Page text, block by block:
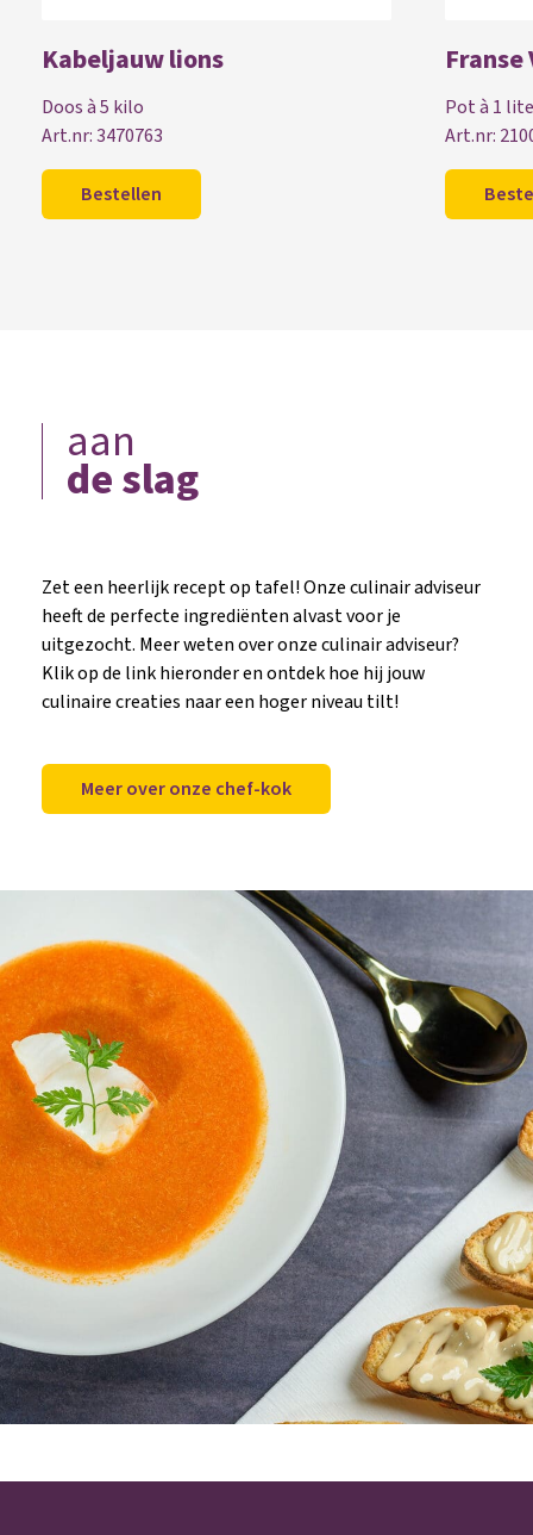
Kabeljauw lions
Doos à 5 kilo
Art.nr: 3470763
Bestellen
Franse
Pot à 1
Art.nr:
aan
de slag
Zet een heerlijk recept op tafel! Onze culinair adviseur
heeft de perfecte ingrediënten alvast voor je
uitgezocht. Meer weten over onze culinair adviseur?
Klik op de link hieronder en ontdek hoe hij jouw
culinaire creaties naar een hoger niveau tilt!
Meer over onze chef-kok